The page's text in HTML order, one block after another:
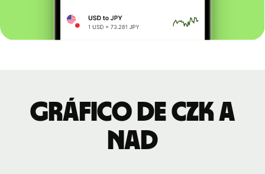
Gráfico de CZK a
NAD